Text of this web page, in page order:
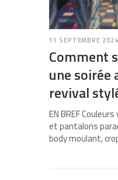
11 SEPTEMBRE 2024
Comment
une soirée
revival
EN BREF
et pantalons
body moulant,